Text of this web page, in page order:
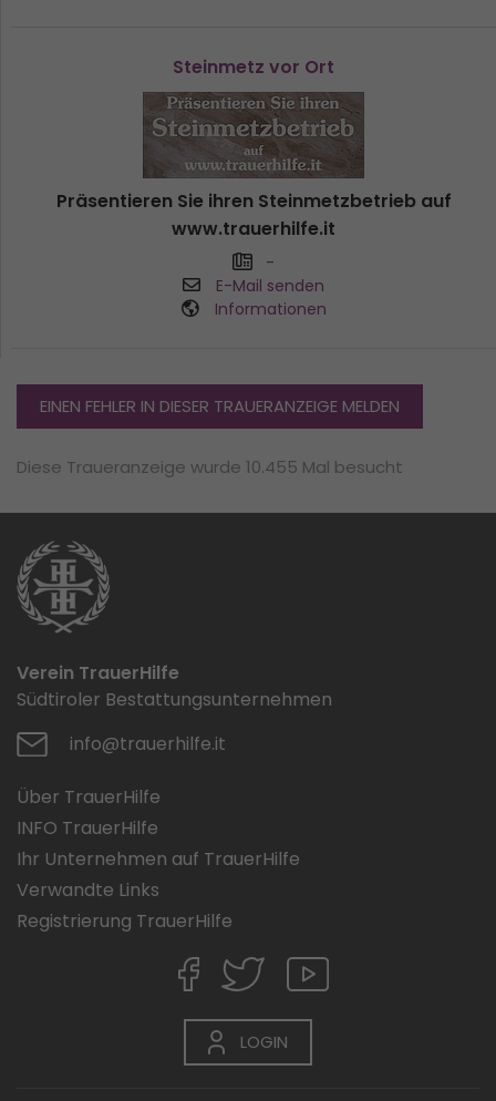
Steinmetz vor Ort
Präsentieren Sie ihren Steinmetzbetrieb auf
www.trauerhilfe.it
-
E-Mail senden
Informationen
EINEN FEHLER IN DIESER TRAUERANZEIGE MELDEN
Diese Traueranzeige wurde 10.455 Mal besucht
Verein TrauerHilfe
Südtiroler Bestattungsunternehmen
info@trauerhilfe.it
Über TrauerHilfe
INFO TrauerHilfe
Ihr Unternehmen auf TrauerHilfe
Verwandte Links
Registrierung TrauerHilfe
LOGIN